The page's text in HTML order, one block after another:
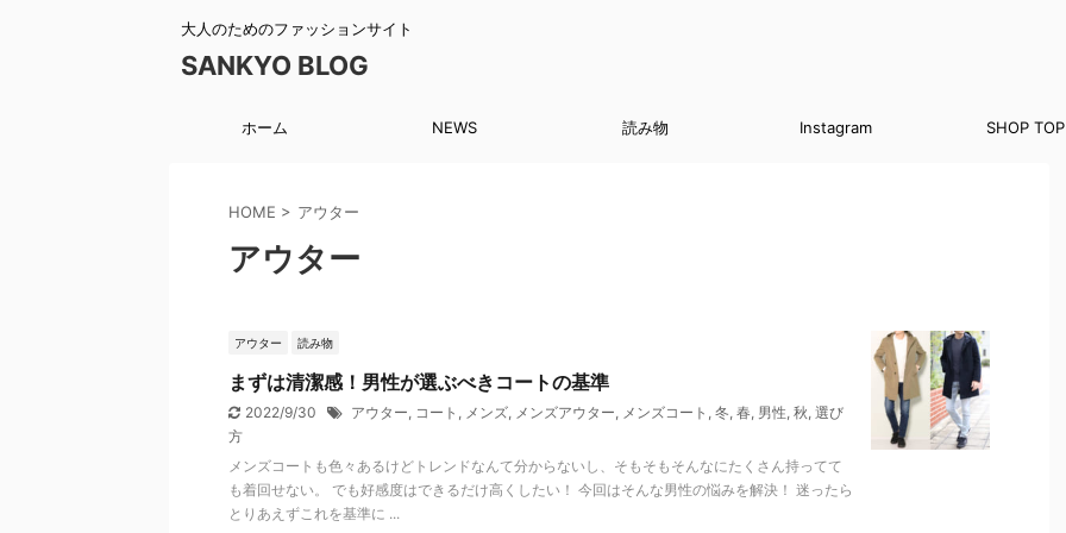
大人のためのファッションサイト
SANKYO BLOG
ホーム NEWS 読み物 Instagram SHOP TOP
HOME > アウター
アウター
アウター 読み物
まずは清潔感！男性が選ぶべきコートの基準
2022/9/30 アウター, コート , メンズ, メンズアウター, メンズコート , 冬, 春, 男性, 秋, 選び
方
メンズコートも色々あるけどトレンドなんて分からないし、そもそもそんなにたくさん持ってて
も着回せない。 でも好感度はできるだけ高くしたい！ 今回はそんな男性の悩みを解決！ 迷ったら
とりあえずこれを基準に ...